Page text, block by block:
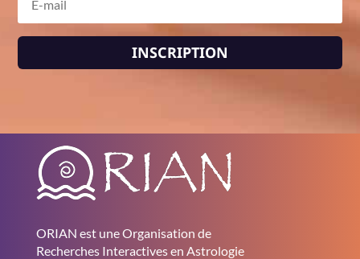
INSCRIPTION
ORIAN est une Organisation de
Recherches Interactives en Astrologie